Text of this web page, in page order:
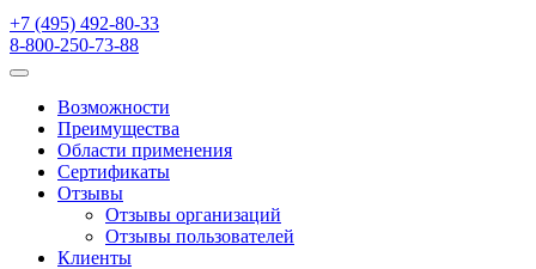
+7 (495) 492-80-33
8-800-250-73-88
Возможности
Преимущества
Области применения
Сертификаты
Отзывы
Отзывы организаций
Отзывы пользователей
Клиенты